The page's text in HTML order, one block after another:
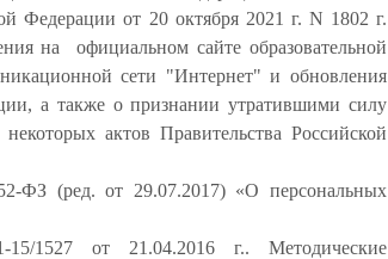
Федерации от 20 октября 2021 г. N 1802 г.
на официальном сайте образовательной
сети "Интернет" и обновления
а также о признании утратившими силу
актов Правительства Российской
ФЗ (ред. от 29.07.2017) «О персональных
1527 от 21.04.2016 г.. Методические